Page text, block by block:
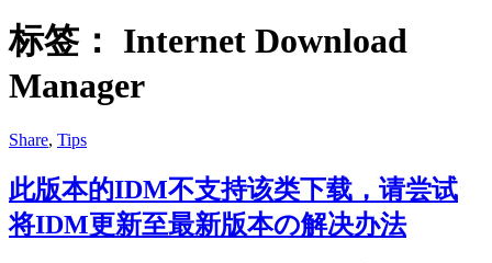
标签： Internet Download
Manager
Share, Tips
此版本的IDM不支持该类下载，请尝试
将IDM更新至最新版本の解决办法